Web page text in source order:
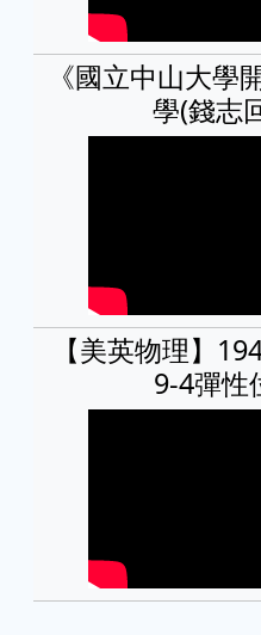
《國立中山大學
學(錢志
【美英物理】
9-4彈性